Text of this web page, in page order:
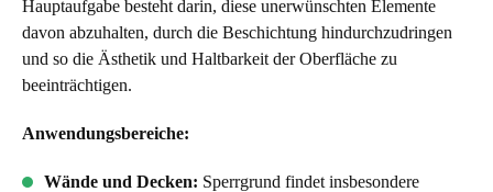
Hauptaufgabe besteht darin, diese unerwünschten Elemente
davon abzuhalten, durch die Beschichtung hindurchzudringen
und so die Ästhetik und Haltbarkeit der Oberfläche zu
beeinträchtigen.
Anwendungsbereiche:
Wände und Decken: Sperrgrund findet insbesondere